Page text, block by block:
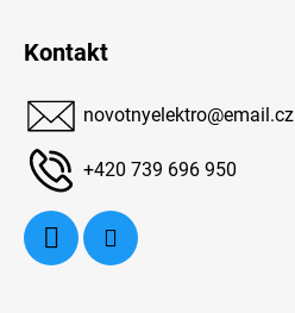
Kontakt
novotnyelektro@email.cz
+420 739 696 950